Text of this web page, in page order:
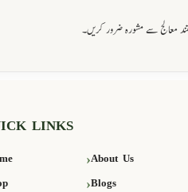
معالج سے مشورہ ضرور کریں۔
LINKS
About Us
Blogs